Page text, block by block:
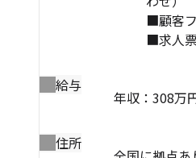
■顧客
■求人
給与
年収：308万
住所